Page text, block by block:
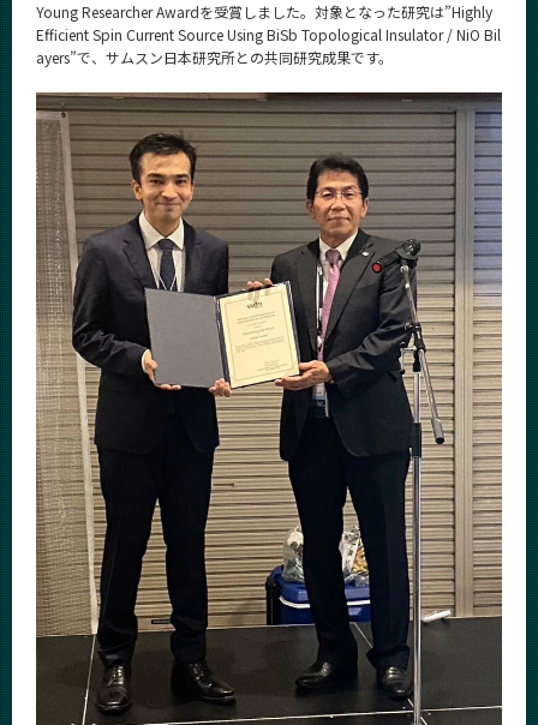
Young Researcher Awardを受賞しました。対象となった研究は”Highly
Efficient Spin Current Source Using BiSb Topological Insulator / NiO Bil
ayers”で、サムスン日本研究所との共同研究成果です。
電気電子系 News
News
カテゴリ別
課程別
月別
イベントカレンダー
Event Calendar
サイト構成
学内向け情報
系詳細情報
CLOSE